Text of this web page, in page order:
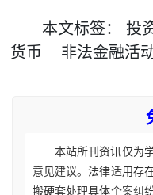
本文标签： 投
货币
非法金融活
本站所刊资讯仅为
意见建议。法律适用存
搬硬套处理具体个案纠